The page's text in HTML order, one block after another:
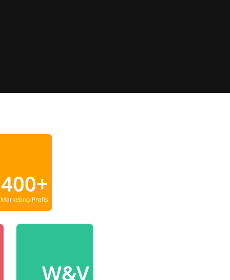
400+
Marketing-Profis
W&V